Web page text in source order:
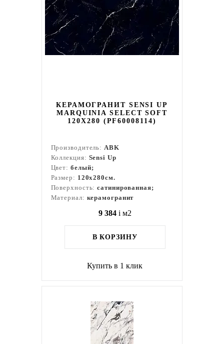
КЕРАМОГРАНИТ SENSI UP
MARQUINIA SELECT SOFT
120X280 (PF60008114)
Производитель:ABK
Коллекция: Sensi Up
Цвет: белый;
Размер: 120x280см.
Поверхность:сатинированная;
Материал: керамогранит
9 384 i м2
В КОРЗИНУ
Купить в 1 клик